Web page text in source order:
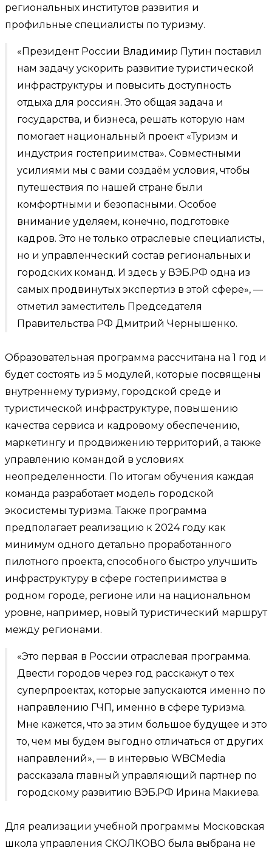
региональных институтов развития и
профильные специалисты по туризму.
«Президент России Владимир Путин поставил
нам задачу ускорить развитие туристической
инфраструктуры и повысить доступность
отдыха для россиян. Это общая задача и
государства, и бизнеса, решать которую нам
помогает национальный проект «Туризм и
индустрия гостеприимства». Совместными
усилиями мы с вами создаём условия, чтобы
путешествия по нашей стране были
комфортными и безопасными. Особое
внимание уделяем, конечно, подготовке
кадров. Это не только отраслевые специалисты,
но и управленческий состав региональных и
городских команд. И здесь у ВЭБ.РФ одна из
самых продвинутых экспертиз в этой сфере», —
отметил заместитель Председателя
Правительства РФ Дмитрий Чернышенко.
Образовательная программа рассчитана на 1 год и
будет состоять из 5 модулей, которые посвящены
внутреннему туризму, городской среде и
туристической инфраструктуре, повышению
качества сервиса и кадровому обеспечению,
маркетингу и продвижению территорий, а также
управлению командой в условиях
неопределенности. По итогам обучения каждая
команда разработает модель городской
экосистемы туризма. Также программа
предполагает реализацию к 2024 году как
минимум одного детально проработанного
пилотного проекта, способного быстро улучшить
инфраструктуру в сфере гостеприимства в
родном городе, регионе или на национальном
уровне, например, новый туристический маршрут
между регионами.
«Это первая в России отраслевая программа.
Двести городов через год расскажут о тех
суперпроектах, которые запускаются именно по
направлению ГЧП, именно в сфере туризма.
Мне кажется, что за этим большое будущее и это
то, чем мы будем выгодно отличаться от других
направлений», — в интервью WBCMedia
рассказала главный управляющий партнер по
городскому развитию ВЭБ.РФ Ирина Макиева.
Для реализации учебной программы Московская
школа управления СКОЛКОВО была выбрана не